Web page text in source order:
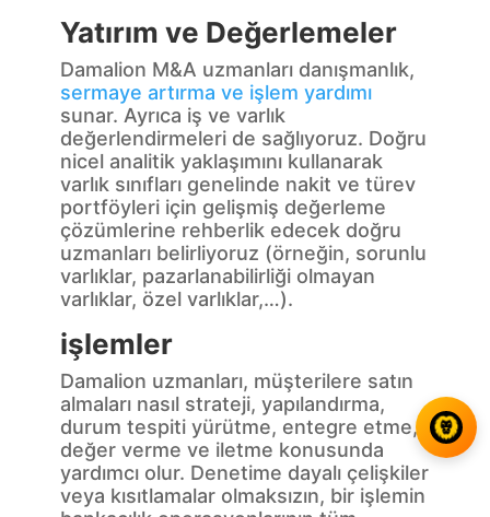
Yatırım ve Değerlemeler
Damalion M&A uzmanları danışmanlık,
sermaye artırma ve işlem yardımı
sunar. Ayrıca iş ve varlık
değerlendirmeleri de sağlıyoruz. Doğru
nicel analitik yaklaşımını kullanarak
varlık sınıfları genelinde nakit ve türev
portföyleri için gelişmiş değerleme
çözümlerine rehberlik edecek doğru
uzmanları belirliyoruz (örneğin, sorunlu
varlıklar, pazarlanabilirliği olmayan
varlıklar, özel varlıklar,…).
işlemler
Damalion uzmanları, müşterilere satın
almaları nasıl strateji, yapılandırma,
durum tespiti yürütme, entegre etme,
değer verme ve iletme konusunda
yardımcı olur. Denetime dayalı çelişkiler
veya kısıtlamalar olmaksızın, bir işlemin